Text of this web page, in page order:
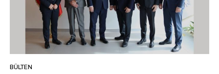
BÜLTEN